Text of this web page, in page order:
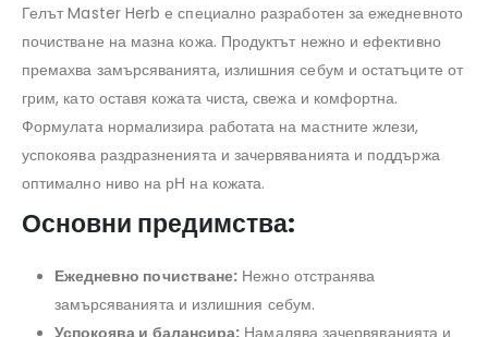
Гелът Master Herb е специално разработен за ежедневното
почистване на мазна кожа. Продуктът нежно и ефективно
премахва замърсяванията, излишния себум и остатъците от
грим, като оставя кожата чиста, свежа и комфортна.
Формулата нормализира работата на мастните жлези,
успокоява раздразненията и зачервяванията и поддържа
оптимално ниво на рН на кожата.
Основни предимства:
Ежедневно почистване: Нежно отстранява
замърсяванията и излишния себум.
Успокоява и балансира: Намалява зачервяванията и